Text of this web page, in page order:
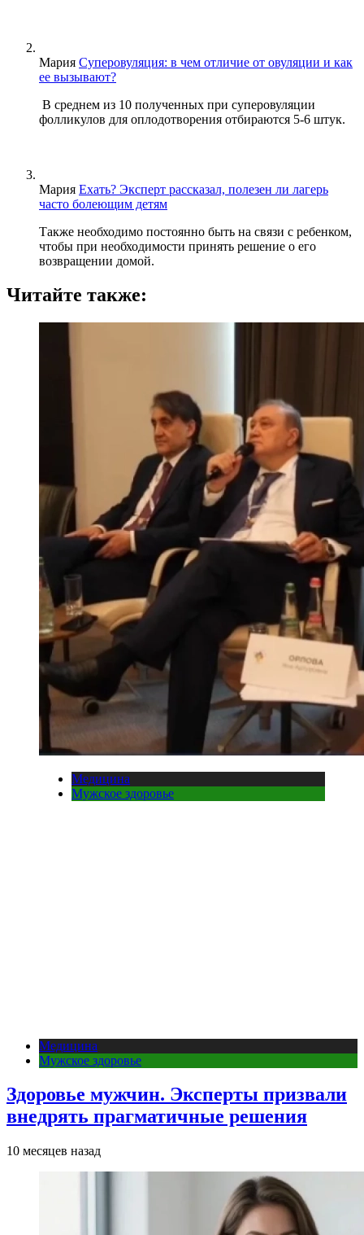
Мария Суперовуляция: в чем отличие от овуляции и как
ее вызывают?
В среднем из 10 полученных при суперовуляции
фолликулов для оплодотворения отбираются 5-6 штук.
Мария Ехать? Эксперт рассказал, полезен ли лагерь
часто болеющим детям
Также необходимо постоянно быть на связи с ребенком,
чтобы при необходимости принять решение о его
возвращении домой.
Читайте также:
Медицина
Мужское здоровье
Медицина
Мужское здоровье
Здоровье мужчин. Эксперты призвали
внедрять прагматичные решения
10 месяцев назад